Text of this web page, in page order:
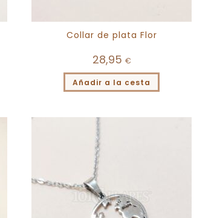
Collar de plata Flor
28,95 €
Añadir a la cesta